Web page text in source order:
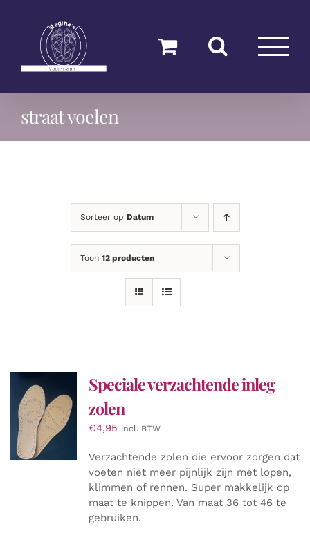
straat voelen
Sorteer op Datum
Toon 12 producten
Speciale verzachtende inleg
zolen
€4,95 incl. BTW
Verzachtende zolen die ervoor zorgen dat
voeten niet meer pijnlijk zijn met lopen,
klimmen of rennen. Super makkelijk op
maat te knippen. Van maat 36 tot 46 te
gebruiken.